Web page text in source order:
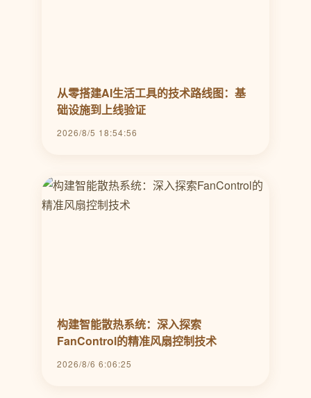
从零搭建AI生活工具的技术路线图：基
础设施到上线验证
2026/8/5 18:54:56
构建智能散热系统：深入探索
FanControl的精准风扇控制技术
2026/8/6 6:06:25